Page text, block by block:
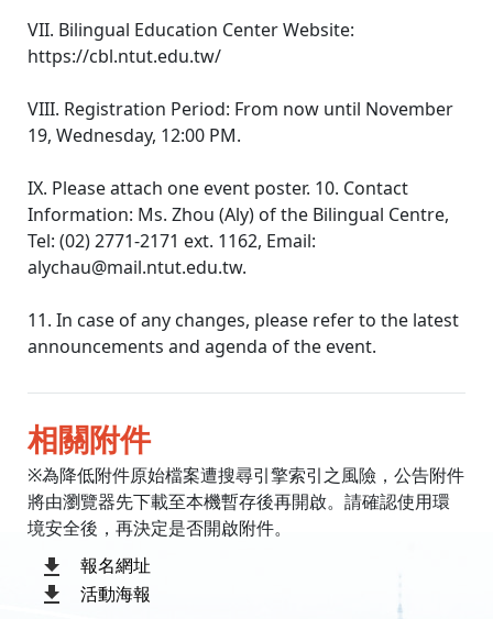
VII. Bilingual Education Center Website:
https://cbl.ntut.edu.tw/
VIII. Registration Period: From now until November
19, Wednesday, 12:00 PM.
IX. Please attach one event poster. 10. Contact
Information: Ms. Zhou (Aly) of the Bilingual Centre,
Tel: (02) 2771-2171 ext. 1162, Email:
alychau@mail.ntut.edu.tw.
11. In case of any changes, please refer to the latest
announcements and agenda of the event.
相關附件
※為降低附件原始檔案遭搜尋引擎索引之風險，公告附件
將由瀏覽器先下載至本機暫存後再開啟。請確認使用環
境安全後，再決定是否開啟附件。
報名網址
活動海報